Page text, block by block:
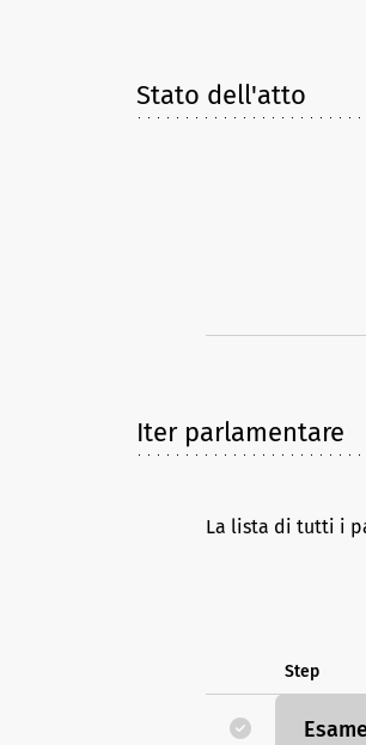
Stato dell'atto
Iter parlamentare
La lista di tutti i
Step